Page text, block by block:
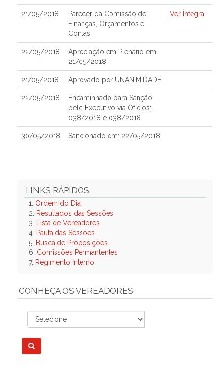
21/05/2018
Parecer da Comissão de
Finanças, Orçamentos e
Contas
Ver Íntegra
22/05/2018
Apreciação em Plenário em:
21/05/2018
21/05/2018 Aprovado por UNANIMIDADE
22/05/2018
Encaminhado para Sanção
pelo Executivo via Ofícios:
038/2018 e 038/2018
30/05/2018 Sancionado em: 22/05/2018
LINKS RÁPIDOS
1. Ordem do Dia
2.
Resultados das Sessões
3.
Lista de Vereadores
4. Pauta das Sessões
5. Busca de Proposições
6. Comissões Permantentes
7. Regimento Interno
CONHEÇA OS VEREADORES